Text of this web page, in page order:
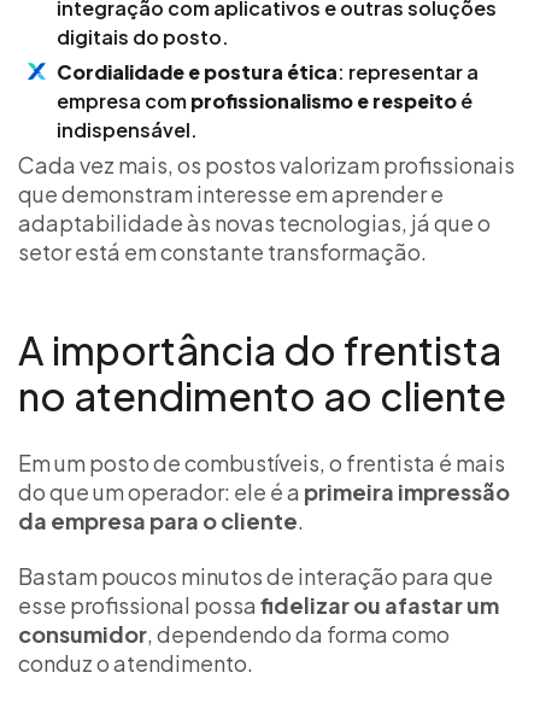
integração com aplicativos e outras soluções
digitais do posto.
Cordialidade e postura ética: representar a
empresa comprofissionalismo e respeitoé
indispensável.
Cada vez mais, os postos valorizam profissionais
que demonstram interesse em aprender e
adaptabilidade às novas tecnologias, já que o
setor está em constante transformação.
A importância do frentista
no atendimento ao cliente
Em um posto de combustíveis, o frentista é mais
do que um operador: ele é a primeira impressão
da empresa para o cliente
Bastam poucos minutos de interação para que
esse profissional possa fidelizar ou afastar um
consumidor , dependendo da forma como
conduz o atendimento.